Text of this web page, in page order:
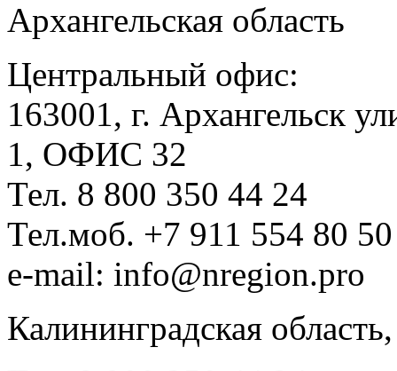
Архангельская область
Центральный офис:
163001, г. Архангельск
1, ОФИС 32
Тел. 8 800 350 44 24
Тел.моб. +7 911 554 80 50
e-mail: info@nregion.pro
Калининградская